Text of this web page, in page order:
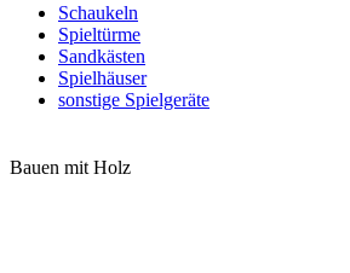
Schaukeln
Spieltürme
Sandkästen
Spielhäuser
sonstige Spielgeräte
Bauen mit Holz